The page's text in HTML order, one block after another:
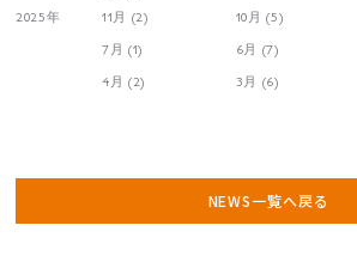
2025年
11月 (2) 10月 (5)
7月 (1)
6月 (7)
4月 (2)
3月 (6)
NEWS一覧へ戻る